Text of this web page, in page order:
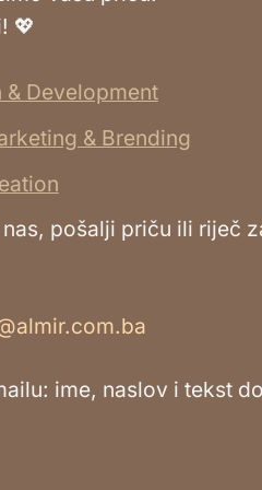
💖
& Development
& Brending
pošalji priču ili riječ
ime, naslov i tekst